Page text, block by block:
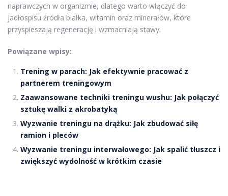
naprawczych w organizmie, dlatego warto włączyć do
jadłospisu źródła białka, witamin oraz minerałów, które
przyspieszają regenerację i wzmacniają stawy.
Powiązane wpisy:
Trening w parach: Jak efektywnie pracować z
partnerem treningowym
Zaawansowane techniki treningu wushu: Jak połączyć
sztukę walki z akrobatyką
Wyzwanie treningu na drążku: Jak zbudować siłę
ramion i pleców
Wyzwanie treningu interwałowego: Jak spalić tłuszcz i
zwiększyć wydolność w krótkim czasie